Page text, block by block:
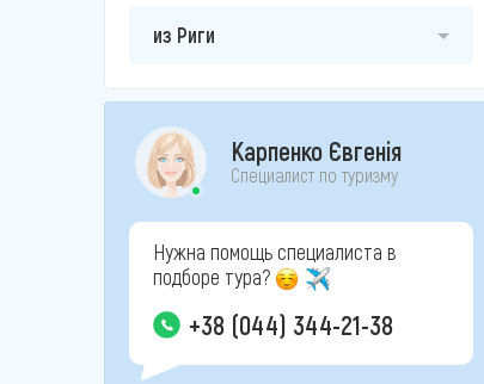
из Риги
Карпенко Євгенія
Специалист по туризму
Нужна помощь специалиста в
подборе тура?
+38 (044) 344-21-38